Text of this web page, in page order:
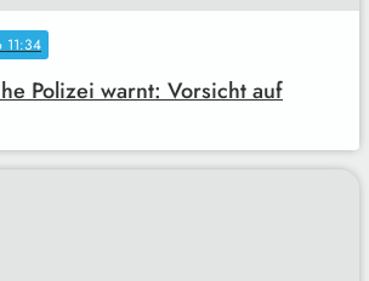
11:34
Polizei warnt: Vorsicht auf